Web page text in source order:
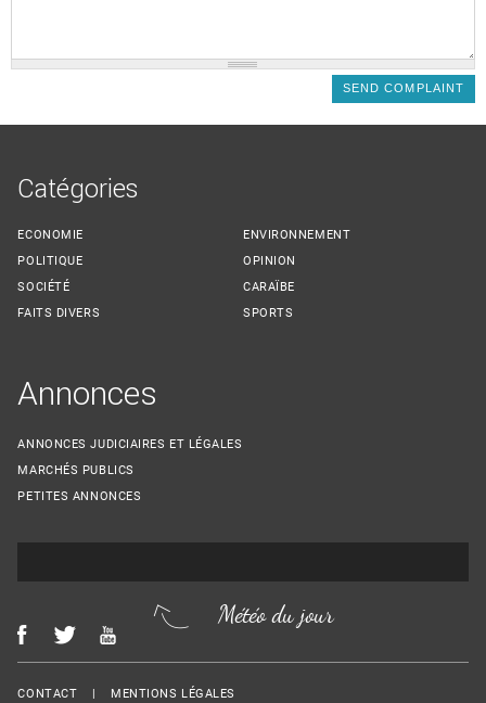
Catégories
ECONOMIE
POLITIQUE
SOCIÉTÉ
FAITS DIVERS
ENVIRONNEMENT
OPINION
CARAÏBE
SPORTS
Annonces
ANNONCES JUDICIAIRES ET LÉGALES
MARCHÉS PUBLICS
PETITES ANNONCES
Météo du jour
Menu Footer
CONTACT MENTIONS LÉGALES